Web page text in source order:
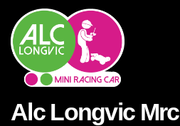
Alc Longvic Mrc